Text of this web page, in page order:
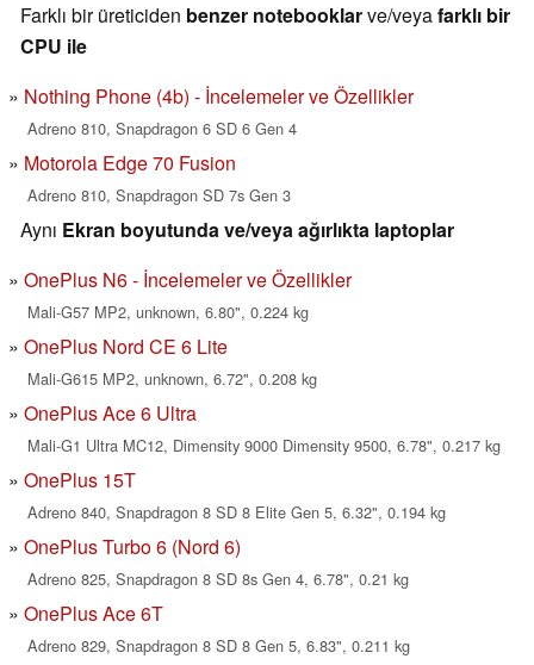
Farklı bir üreticiden benzer notebooklarve/veyafarklı bir
CPU ile
Nothing Phone (4b) - İncelemeler ve Özellikler
Adreno 810, Snapdragon 6 SD 6 Gen 4
Motorola Edge 70 Fusion
Adreno 810, Snapdragon SD 7s Gen 3
Aynı Ekran boyutunda ve/veya ağırlıkta laptoplar
OnePlus N6 - İncelemeler ve Özellikler
Mali-G57 MP2, unknown, 6.80", 0.224 kg
OnePlus Nord CE 6 Lite
Mali-G615 MP2, unknown, 6.72", 0.208 kg
OnePlus Ace 6 Ultra
Mali-G1 Ultra MC12, Dimensity 9000 Dimensity 9500, 6.78", 0.217 kg
OnePlus 15T
Adreno 840, Snapdragon 8 SD 8 Elite Gen 5, 6.32", 0.194 kg
OnePlus Turbo 6 (Nord 6)
Adreno 825, Snapdragon 8 SD 8s Gen 4, 6.78", 0.21 kg
OnePlus Ace 6T
Adreno 829, Snapdragon 8 SD 8 Gen 5, 6.83", 0.211 kg